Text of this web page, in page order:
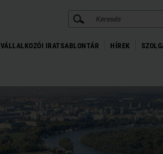
KERESÉS
VÁLLALKOZÓI IRATSABLONTÁR HÍREK